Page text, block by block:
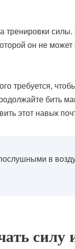
он не
требуется,
бить
этот навык
в
силу